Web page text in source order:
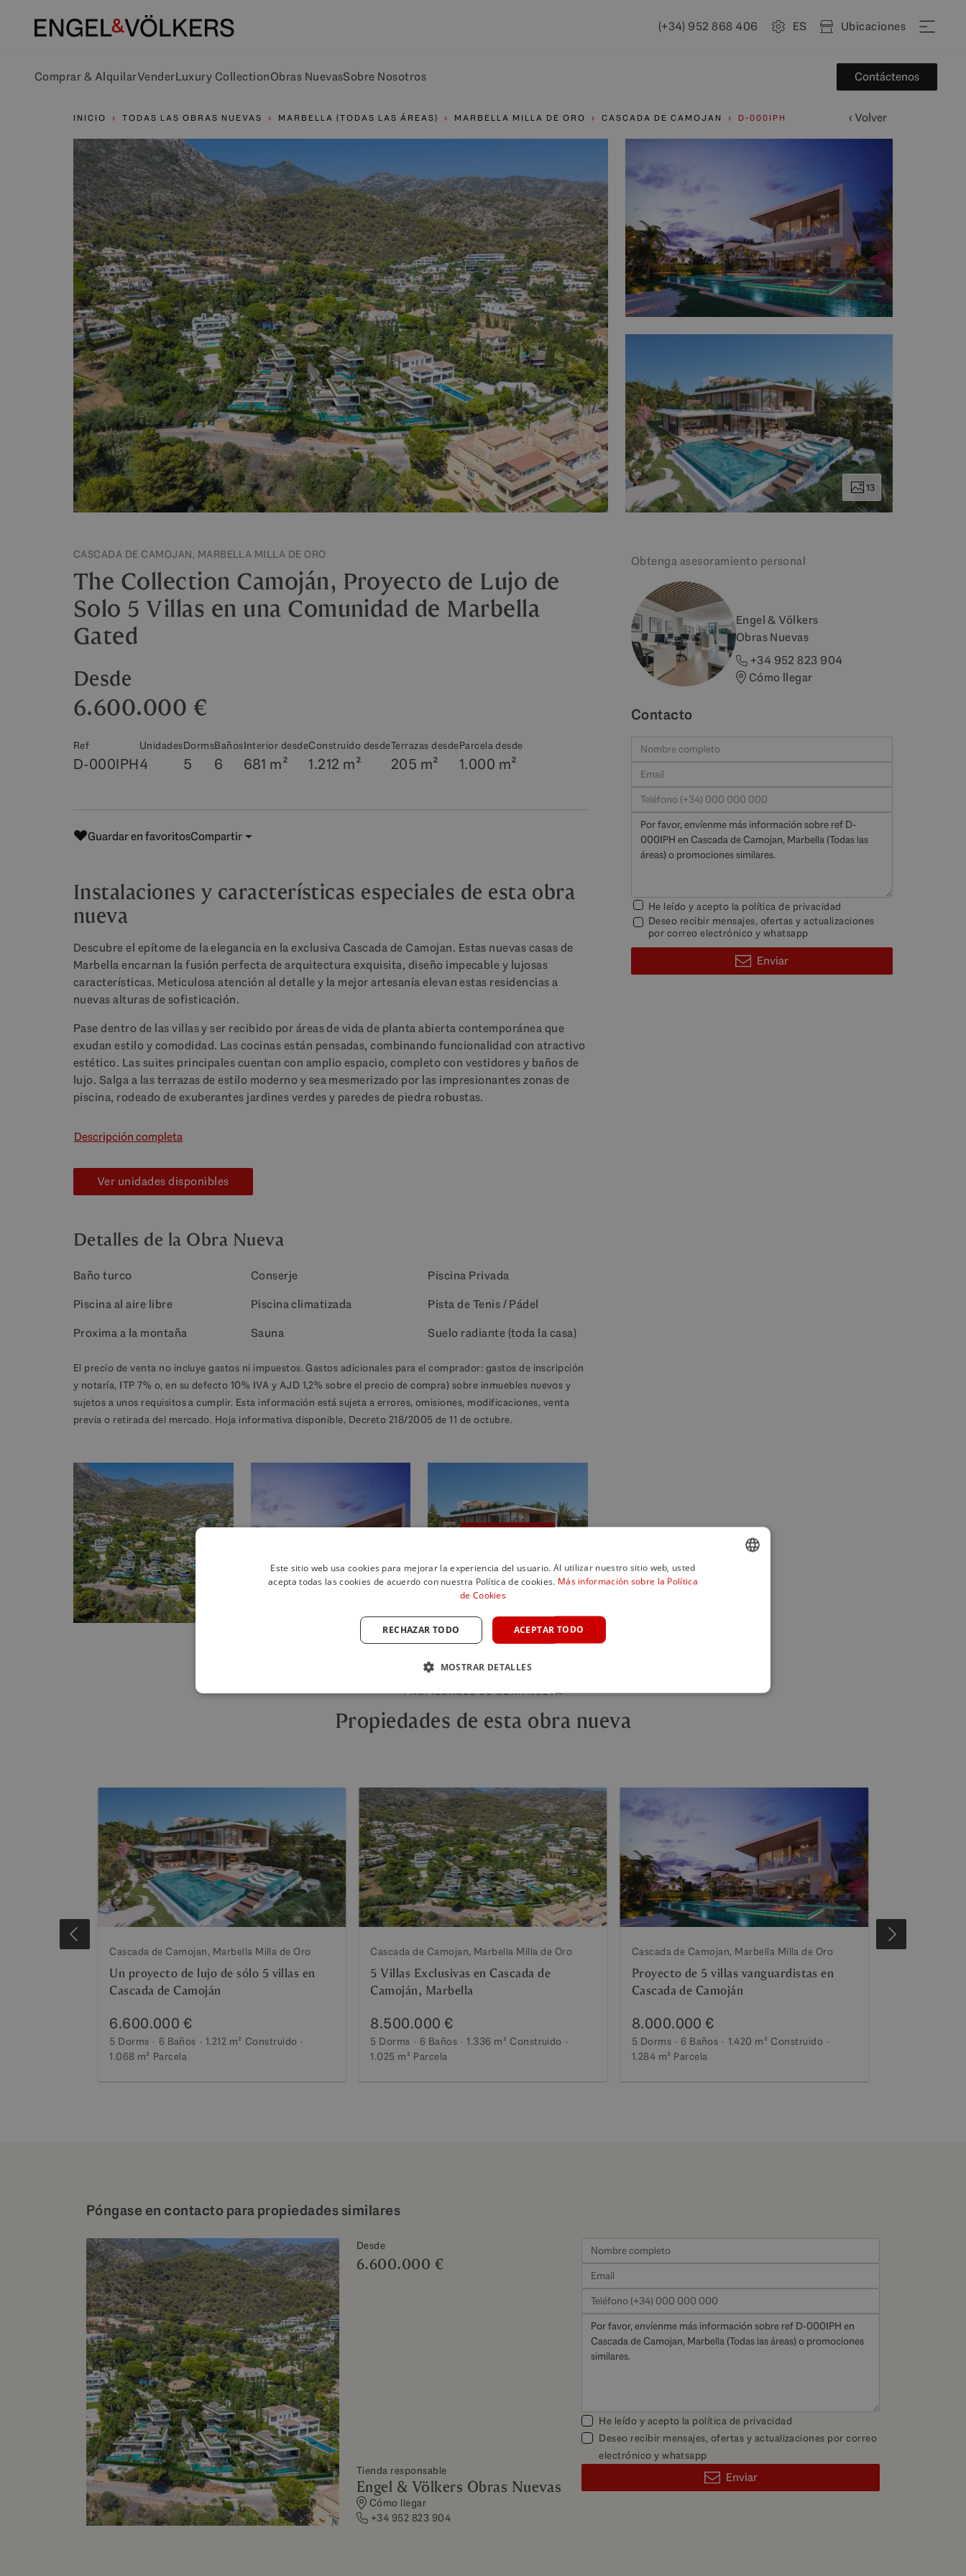
(+34) 952 868 406 ES Ubicaciones
Comprar & AlquilarVenderLuxury CollectionObras NuevasSobre Nosotros Contáctenos
INICIO TODAS LAS OBRAS NUEVAS MARBELLA (TODAS LAS ÁREAS) MARBELLA MILLA DE ORO CASCADA DE CAMOJAN D-000IPH ‹ Volver
13
CASCADA DE CAMOJAN, MARBELLA MILLA DE ORO
The Collection Camoján, Proyecto de Lujo de
Solo 5 Villas en una Comunidad de Marbella
Gated
Desde
6.600.000 €
Ref
D-000IPH
Unidades
4
Dorms
5
Baños
6
Interior desde
681 m²
Construido desde
1.212 m²
Terrazas desde
205 m²
Parcela desde
1.000 m²
Guardar en favoritosCompartir
Instalaciones y características especiales de esta obra
nueva
Descubre el epítome de la elegancia en la exclusiva Cascada de Camojan. Estas nuevas casas de
Marbella encarnan la fusión perfecta de arquitectura exquisita, diseño impecable y lujosas
características. Meticulosa atención al detalle y la mejor artesanía elevan estas residencias a
nuevas alturas de sofisticación.
Pase dentro de las villas y ser recibido por áreas de vida de planta abierta contemporánea que
exudan estilo y comodidad. Las cocinas están pensadas, combinando funcionalidad con atractivo
estético. Las suites principales cuentan con amplio espacio, completo con vestidores y baños de
lujo. Salga a las terrazas de estilo moderno y sea mesmerizado por las impresionantes zonas de
piscina, rodeado de exuberantes jardines verdes y paredes de piedra robustas.
Descripción completa
Ver unidades disponibles
Detalles de la Obra Nueva
Baño turco Conserje
Piscina Privada
Piscina al aire libre
Piscina climatizada
Pista de Tenis / Pádel
Proxima a la montaña
Sauna Suelo radiante (toda la casa)
El precio de venta no incluye gastos ni impuestos. Gastos adicionales para el comprador: gastos de inscripción
y notaría, ITP 7% o, en su defecto 10% IVA y AJD 1,2% sobre el precio de compra) sobre inmuebles nuevos y
sujetos a unos requisitos a cumplir. Esta información está sujeta a errores, omisiones, modificaciones, venta
previa o retirada del mercado. Hoja informativa disponible, Decreto 218/2005 de 11 de octubre.
Obtenga asesoramiento personal
Engel & Völkers
Obras Nuevas
+34 952 823 904
Cómo llegar
Contacto
He leído y acepto la política de privacidad
Deseo recibir mensajes, ofertas y actualizaciones
por correo electrónico y whatsapp
Enviar
PROPIEDADES DE OBRA NUEVA
Propiedades de esta obra nueva
Cascada de Camojan, Marbella Milla de Oro
5 Villas Exclusivas en Cascada de
Camoján, Marbella
8.500.000 €
5 Dorms 6 Baños 1.336 m² Construido
1.025 m² Parcela
Cascada de Camojan, Marbella Milla de Oro
Proyecto de 5 villas vanguardistas en
Cascada de Camoján
8.000.000 €
5 Dorms 6 Baños 1.420 m² Construido
1.284 m² Parcela
Cascada de
Cascada de Camojan, Marbella Milla de Oro
Un proyecto de lujo de sólo 5 villas en
Cascada de Camoján
6.600.000 €
5 Dorms 6 Baños 1.212 m² Construido
1.068 m² Parcela
Póngase en contacto para propiedades similares
Desde
6.600.000 €
Tienda responsable
Engel & Völkers Obras Nuevas
Cómo llegar
+34 952 823 904
He leído y acepto la política de privacidad
Deseo recibir mensajes, ofertas y actualizaciones por correo
electrónico y whatsapp
Enviar
Este sitio web usa cookies para mejorar la experiencia del usuario. Al utilizar nuestro sitio web, usted
acepta todas las cookies de acuerdo con nuestra Política de cookies. Más información sobre la Política
de Cookies
ACEPTAR TODO
RECHAZAR TODO
MOSTRAR DETALLES